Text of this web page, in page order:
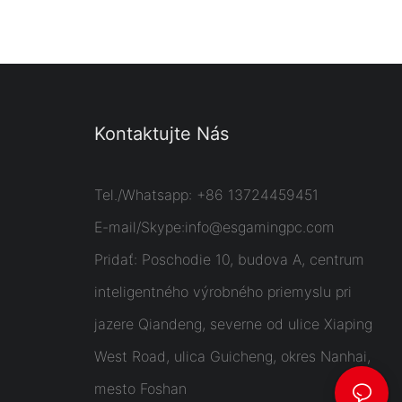
Kontaktujte Nás
Tel./Whatsapp: +86 13724459451
E-mail/Skype:info@esgamingpc.com
Pridať: Poschodie 10, budova A, centrum
inteligentného výrobného priemyslu pri
jazere Qiandeng, severne od ulice Xiaping
West Road, ulica Guicheng, okres Nanhai,
mesto Foshan